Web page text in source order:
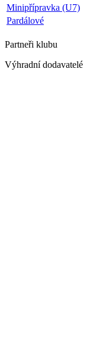
Minipřípravka (U7)
Pardálové
Partneři klubu
Výhradní dodavatelé